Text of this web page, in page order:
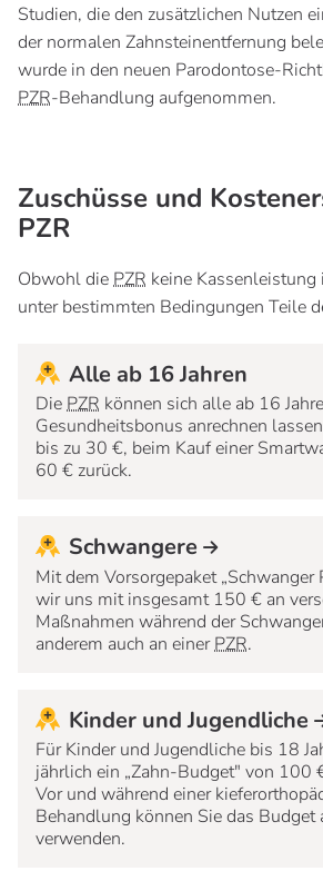
Studien, die den zusätzlichen Nutzen
der normalen Zahnsteinentfernung
wurde in den neuen Parodontose-
PZR-Behandlung aufgenommen.
Zuschüsse und
PZR
Obwohl diePZR keine
unter bestimmten Bedingungen Teile
Alle ab 16 Jahren
DiePZR können sich alle ab 16
Gesundheitsbonus anrechnen
bis zu 30 €, beim Kauf einer
60 € zurück.
Schwangere
Mit dem Vorsorgepaket
wir uns mit insgesamt 150 € an
Maßnahmen während der
anderem auch an einerPZR.
Kinder und Jugendliche
Für Kinder und Jugendliche bis 18
jährlich ein „Zahn-Budget" von 100
Vor und während einer
Behandlung können Sie das Budget
verwenden.